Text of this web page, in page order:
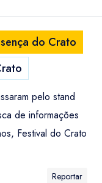
do Crato
pelo stand
de informações
Festival do Crato
Reportar